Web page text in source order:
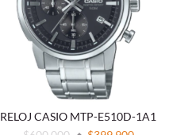
RELOJ CASIO MTP-E510D-1A1